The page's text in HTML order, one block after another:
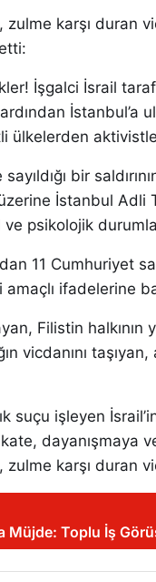
zulme karşı duran
İşgalci İsrail
ardından
ülkelerden
bir
İstanbul Adli
psikolojik
11 Cumhuriyet
ifadelerine
Filistin
vicdanını
suçu işleyen
dayanışmaya
zulme karşı duran
Müjde: Toplu İş